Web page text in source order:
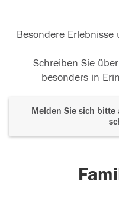
Besondere
Schreiben Sie
besonders in
Melden Sie sich